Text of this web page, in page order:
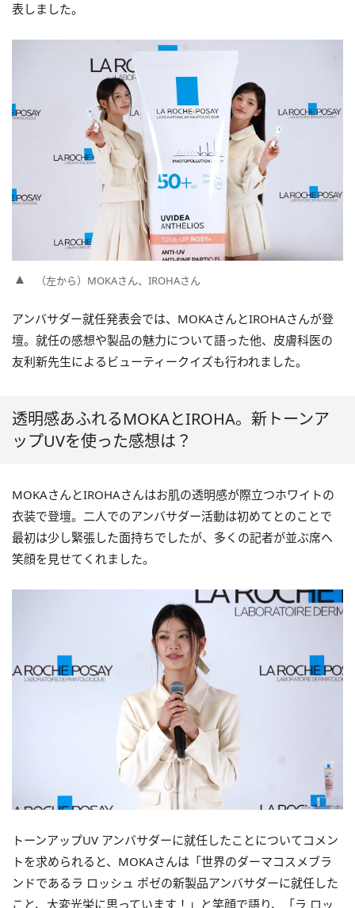
表しました。
（左から）MOKAさん、IROHAさん
アンバサダー就任発表会では、MOKAさんとIROHAさんが登
壇。就任の感想や製品の魅力について語った他、皮膚科医の
友利新先生によるビューティークイズも行われました。
透明感あふれるMOKAとIROHA。新トーンア
ップUVを使った感想は？
MOKAさんとIROHAさんはお肌の透明感が際立つホワイトの
衣装で登壇。二人でのアンバサダー活動は初めてとのことで
最初は少し緊張した面持ちでしたが、多くの記者が並ぶ席へ
笑顔を見せてくれました。
トーンアップUV アンバサダーに就任したことについてコメン
トを求められると、MOKAさんは「世界のダーマコスメブラ
ンドであるラ ロッシュ ポゼの新製品アンバサダーに就任した
こと、大変光栄に思っています！」と笑顔で語り、「ラ ロッ